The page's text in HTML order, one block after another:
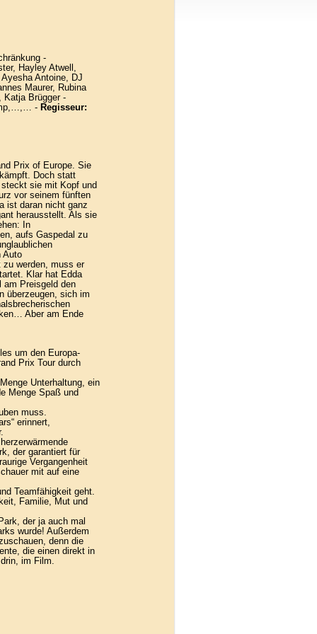
-
Hayley Atwell,
Antoine, DJ
Maurer, Rubina
Katja Brügger -
- Regisseur:
Prix of Europe. Sie
Doch statt
sie mit Kopf und
vor seinem fünften
ist daran nicht ganz
herausstellt. Als sie
In
aufs Gaspedal zu
Auto
werden, muss er
Klar hat Edda
am Preisgeld den
überzeugen, sich im
Aber am Ende
um den Europa-
Prix Tour durch
Unterhaltung, ein
Menge Spaß und
muss.
erinnert,
der garantiert für
Vergangenheit
mit auf eine
Teamfähigkeit geht.
Familie, Mut und
der ja auch mal
wurde! Außerdem
denn die
die einen direkt in
im Film.